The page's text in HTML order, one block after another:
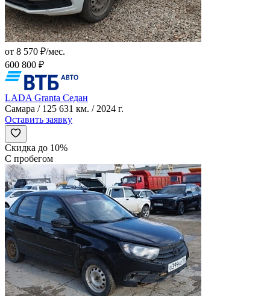
от 8 570 ₽/мес.
600 800 ₽
LADA Granta Седан
Самара / 125 631 км. / 2024 г.
Оставить заявку
Скидка до 10%
С пробегом